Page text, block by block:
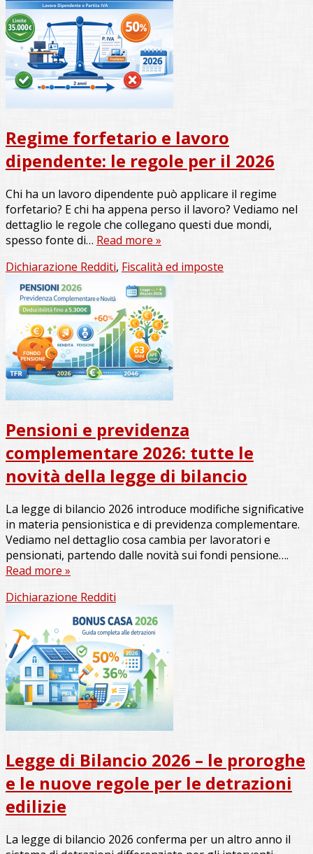
Regime forfetario e lavoro
dipendente: le regole per il 2026
Chi ha un lavoro dipendente può applicare il regime
forfetario? E chi ha appena perso il lavoro? Vediamo nel
dettaglio le regole che collegano questi due mondi,
spesso fonte di… Read more »
Dichiarazione Redditi, Fiscalità ed imposte
Pensioni e previdenza
complementare 2026: tutte le
novità della legge di bilancio
La legge di bilancio 2026 introduce modifiche significative
in materia pensionistica e di previdenza complementare.
Vediamo nel dettaglio cosa cambia per lavoratori e
pensionati, partendo dalle novità sui fondi pensione….
Read more »
Dichiarazione Redditi
Legge di Bilancio 2026 – le proroghe
e le nuove regole per le detrazioni
edilizie
La legge di bilancio 2026 conferma per un altro anno il